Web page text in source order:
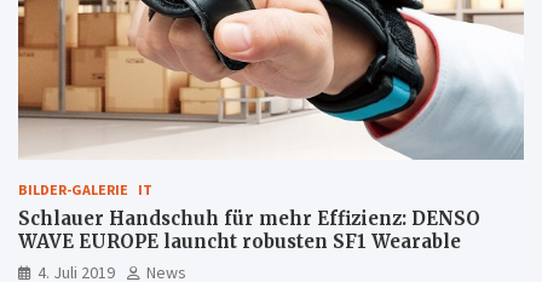
BILDER-GALERIE IT
Schlauer Handschuh für mehr Effizienz: DENSO
WAVE EUROPE launcht robusten SF1 Wearable
4. Juli 2019 News